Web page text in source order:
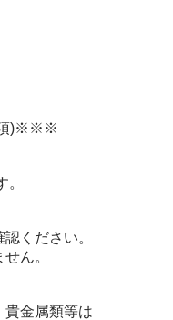
項)※※※
ください。
ん。
貴金属類等は